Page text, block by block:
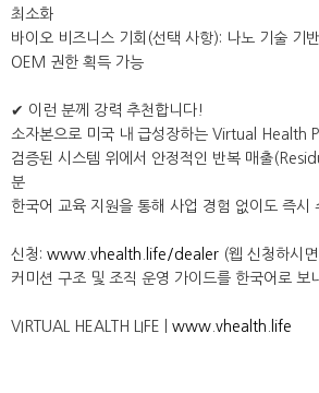
최소화
바이오 비즈니스 기회(선택 사항): 나노 기술 기
OEM 권한 획득 가능
✔ 이런 분께 강력 추천합니다!
소자본으로 미국 내 급성장하는 Virtual Health
검증된 시스템 위에서 안정적인 반복 매출
분
한국어 교육 지원을 통해 사업 경험 없이도 즉시
신청: www.vhealth.life/dealer (웹 신청하시
커미션 구조 및 조직 운영 가이드를 한국어로 보
VIRTUAL HEALTH LIFE | www.vhealth.life